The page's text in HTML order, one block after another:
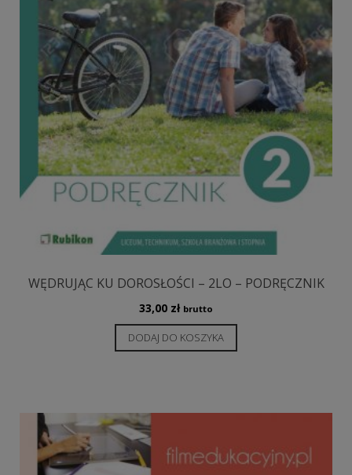
WĘDRUJĄC KU DOROSŁOŚCI – 2LO – PODRĘCZNIK
33,00 zł brutto
DODAJ DO KOSZYKA